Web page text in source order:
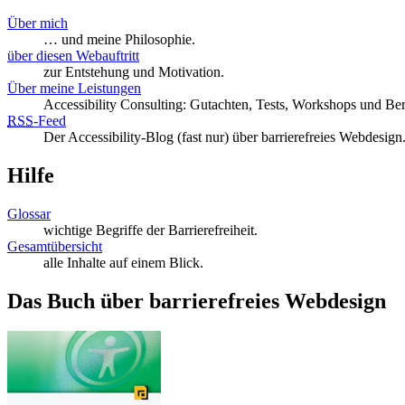
Über mich
… und meine Philosophie.
über diesen Webauftritt
zur Entstehung und Motivation.
Über meine Leistungen
Accessibility Consulting: Gutachten, Tests, Workshops und
RSS-Feed
Der Accessibility-Blog (fast nur) über barrierefreies Webdesign.
Hilfe
Glossar
wichtige Begriffe der Barrierefreiheit.
Gesamtübersicht
alle Inhalte auf einem Blick.
Das Buch über barrierefreies Webdesign